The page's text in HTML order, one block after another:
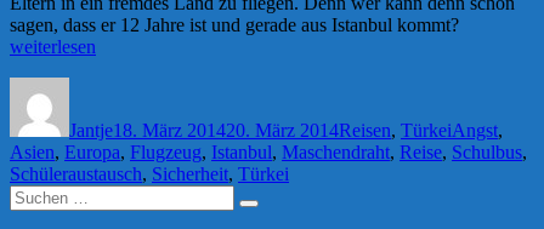
sagen, dass er 12 Jahre ist und gerade aus Istanbul kommt?„Istanbul
weiterlesen
Jantje18. März 201420. März 2014Reisen, TürkeiAngst,
Asien, Europa, Flugzeug, Istanbul, Maschendraht, Reise, Schulbus,
Schüleraustausch, Sicherheit, Türkei
Suchen
nach:
Suchen